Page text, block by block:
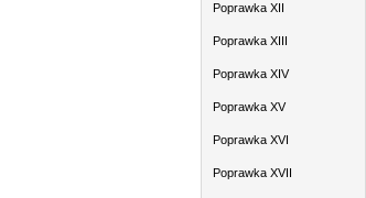
Poprawka XII
Poprawka XIII
Poprawka XIV
Poprawka XV
Poprawka XVI
Poprawka XVII